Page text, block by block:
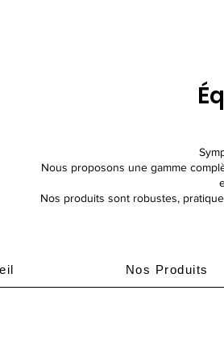
Nous proposons une gamme
Nos produits sont robustes,
Nos Produits